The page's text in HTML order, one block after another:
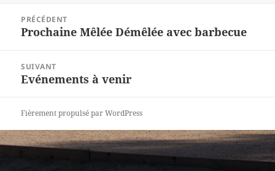
l’article
PRÉCÉDENT
Article
Prochaine Mêlée Démêlée avec barbecue
SUIVANT
Article
Evénements à venir
Fièrement propulsé par WordPress